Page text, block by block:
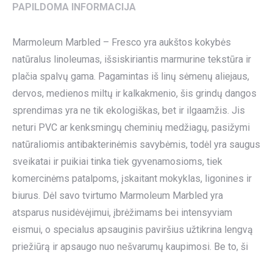
PAPILDOMA INFORMACIJA
Marmoleum Marbled – Fresco yra aukštos kokybės
natūralus linoleumas, išsiskiriantis marmurine tekstūra ir
plačia spalvų gama. Pagamintas iš linų sėmenų aliejaus,
dervos, medienos miltų ir kalkakmenio, šis grindų dangos
sprendimas yra ne tik ekologiškas, bet ir ilgaamžis. Jis
neturi PVC ar kenksmingų cheminių medžiagų, pasižymi
natūraliomis antibakterinėmis savybėmis, todėl yra saugus
sveikatai ir puikiai tinka tiek gyvenamosioms, tiek
komercinėms patalpoms, įskaitant mokyklas, ligonines ir
biurus. Dėl savo tvirtumo Marmoleum Marbled yra
atsparus nusidėvėjimui, įbrėžimams bei intensyviam
eismui, o specialus apsauginis paviršius užtikrina lengvą
priežiūrą ir apsaugo nuo nešvarumų kaupimosi. Be to, ši